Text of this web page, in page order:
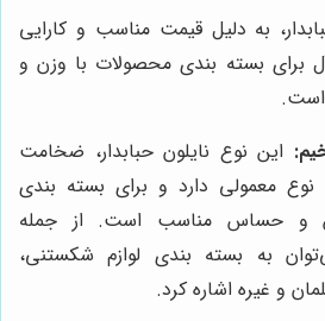
به دلیل قیمت مناسب و کارایی
برای بسته بندی محصولات با وزن و
این نوع نایلون حبابدار، ضخامت
معمولی دارد و برای بسته بندی
و حساس مناسب است. از جمله
به بسته بندی لوازم شکستنی،
و غیره اشاره کرد.